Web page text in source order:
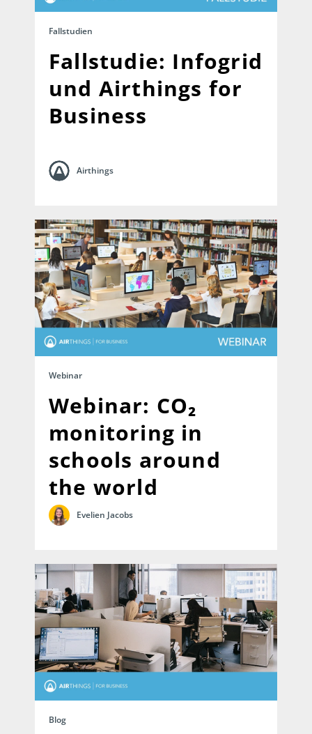
Fallstudien
Fallstudie: Infogrid
und Airthings for
Business
Airthings
Webinar
Webinar: CO₂
monitoring in
schools around
the world
Evelien Jacobs
Blog